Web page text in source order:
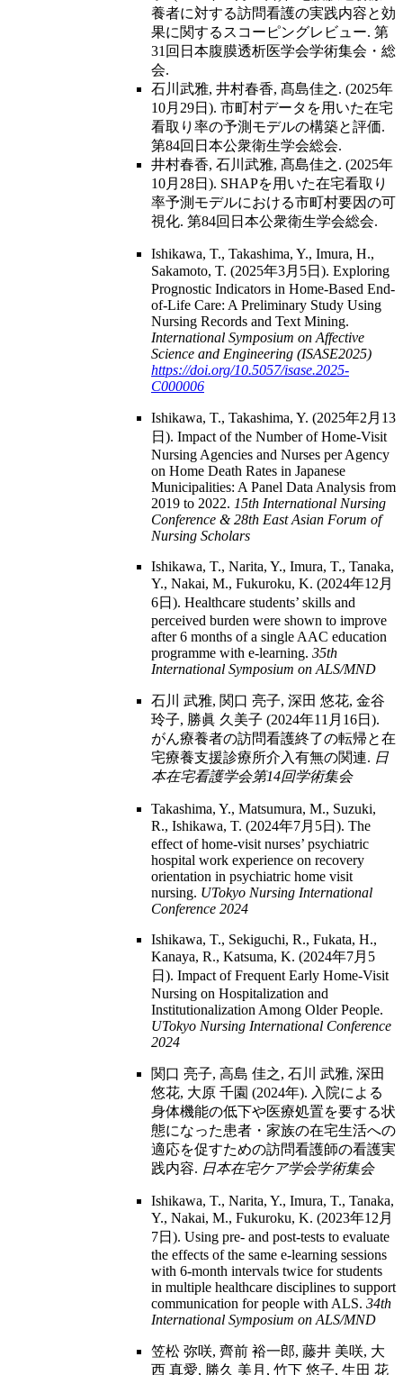
養者に対する訪問看護の実践内容と効
果に関するスコーピングレビュー. 第
31回日本腹膜透析医学会学術集会・総
会.
石川武雅, 井村春香, 髙島佳之. (2025年
10月29日). 市町村データを用いた在宅
看取り率の予測モデルの構築と評価.
第84回日本公衆衛生学会総会.
井村春香, 石川武雅, 髙島佳之. (2025年
10月28日). SHAPを用いた在宅看取り
率予測モデルにおける市町村要因の可
視化. 第84回日本公衆衛生学会総会.
Ishikawa, T., Takashima, Y., Imura, H.,
Sakamoto, T. (2025年3月5日). Exploring
Prognostic Indicators in Home-Based End-
of-Life Care: A Preliminary Study Using
Nursing Records and Text Mining.
International Symposium on Affective
Science and Engineering (ISASE2025)
https://doi.org/10.5057/isase.2025-
C000006
Ishikawa, T., Takashima, Y. (2025年2月13
日). Impact of the Number of Home-Visit
Nursing Agencies and Nurses per Agency
on Home Death Rates in Japanese
Municipalities: A Panel Data Analysis from
2019 to 2022. 15th International Nursing
Conference & 28th East Asian Forum of
Nursing Scholars
Ishikawa, T., Narita, Y., Imura, T., Tanaka,
Y., Nakai, M., Fukuroku, K. (2024年12月
6日). Healthcare students’ skills and
perceived burden were shown to improve
after 6 months of a single AAC education
programme with e-learning. 35th
International Symposium on ALS/MND
石川 武雅, 関口 亮子, 深田 悠花, 金谷
玲子, 勝眞 久美子 (2024年11月16日).
がん療養者の訪問看護終了の転帰と在
宅療養支援診療所介入有無の関連. 日
本在宅看護学会第14回学術集会
Takashima, Y., Matsumura, M., Suzuki,
R., Ishikawa, T. (2024年7月5日). The
effect of home-visit nurses’ psychiatric
hospital work experience on recovery
orientation in psychiatric home visit
nursing. UTokyo Nursing International
Conference 2024
Ishikawa, T., Sekiguchi, R., Fukata, H.,
Kanaya, R., Katsuma, K. (2024年7月5
日). Impact of Frequent Early Home-Visit
Nursing on Hospitalization and
Institutionalization Among Older People.
UTokyo Nursing International Conference
2024
関口 亮子, 高島 佳之, 石川 武雅, 深田
悠花, 大原 千園 (2024年). 入院による
身体機能の低下や医療処置を要する状
態になった患者・家族の在宅生活への
適応を促すための訪問看護師の看護実
践内容. 日本在宅ケア学会学術集会
Ishikawa, T., Narita, Y., Imura, T., Tanaka,
Y., Nakai, M., Fukuroku, K. (2023年12月
7日). Using pre- and post-tests to evaluate
the effects of the same e-learning sessions
with 6-month intervals twice for students
in multiple healthcare disciplines to support
communication for people with ALS. 34th
International Symposium on ALS/MND
笠松 弥咲, 齊前 裕一郎, 藤井 美咲, 大
西 真愛, 勝久 美月, 竹下 悠子, 生田 花